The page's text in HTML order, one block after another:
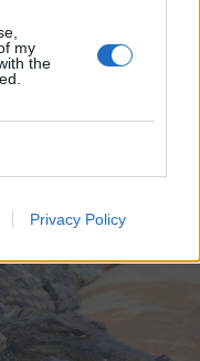
my
the
Privacy Policy
vádolt